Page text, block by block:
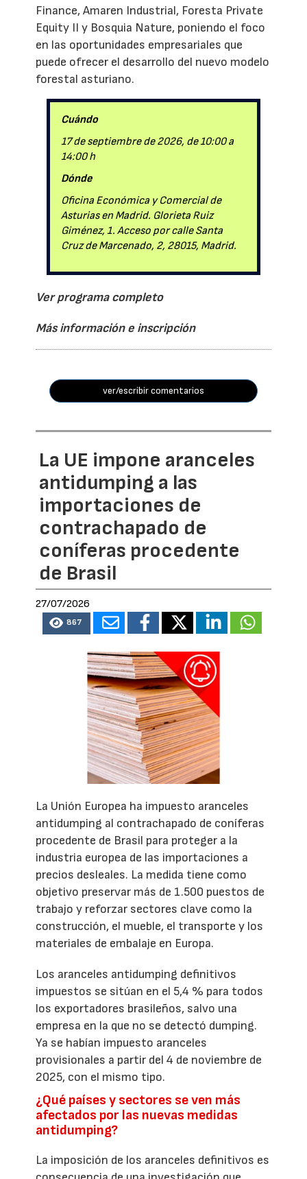
Finance, Amaren Industrial, Foresta Private
Equity II y Bosquia Nature, poniendo el foco
en las oportunidades empresariales que
puede ofrecer el desarrollo del nuevo modelo
forestal asturiano.
Cuándo
17 de septiembre de 2026, de 10:00 a
14:00 h
Dónde
Oficina Económica y Comercial de
Asturias en Madrid. Glorieta Ruiz
Giménez, 1. Acceso por calle Santa
Cruz de Marcenado, 2, 28015, Madrid.
Ver programa completo
Más información e inscripción
ver/escribir comentarios
La UE impone aranceles
antidumping a las
importaciones de
contrachapado de
coníferas procedente
de Brasil
27/07/2026
867
La Unión Europea ha impuesto aranceles
antidumping al contrachapado de coníferas
procedente de Brasil para proteger a la
industria europea de las importaciones a
precios desleales. La medida tiene como
objetivo preservar más de 1.500 puestos de
trabajo y reforzar sectores clave como la
construcción, el mueble, el transporte y los
materiales de embalaje en Europa.
Los aranceles antidumping definitivos
impuestos se sitúan en el 5,4 % para todos
los exportadores brasileños, salvo una
empresa en la que no se detectó dumping.
Ya se habían impuesto aranceles
provisionales a partir del 4 de noviembre de
2025, con el mismo tipo.
¿Qué países y sectores se ven más
afectados por las nuevas medidas
antidumping?
La imposición de los aranceles definitivos es